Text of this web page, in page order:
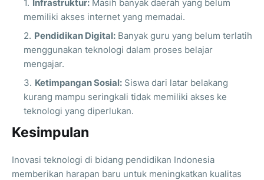
Infrastruktur: Masih banyak daerah yang belum
memiliki akses internet yang memadai.
Pendidikan Digital: Banyak guru yang belum terlatih
menggunakan teknologi dalam proses belajar
mengajar.
Ketimpangan Sosial: Siswa dari latar belakang
kurang mampu seringkali tidak memiliki akses ke
teknologi yang diperlukan.
Kesimpulan
Inovasi teknologi di bidang pendidikan Indonesia
memberikan harapan baru untuk meningkatkan kualitas